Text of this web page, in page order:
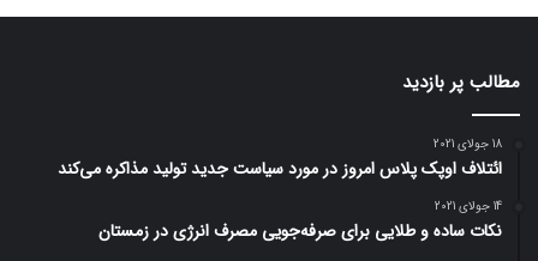
مطالب پر بازدید
18 جولای 2021
ائتلاف اوپک پلاس امروز در مورد سیاست جدید تولید مذاکره می‌کند
14 جولای 2021
نکات ساده و طلایی برای صرفه‌جویی مصرف انرژی در زمستان